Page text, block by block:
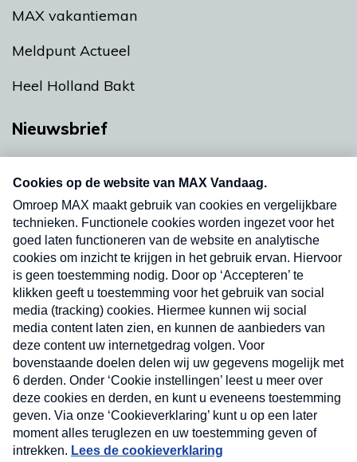
MAX vakantieman
Meldpunt Actueel
Heel Holland Bakt
Nieuwsbrief
nieuwsbrief. Elke vrijdag- en dinsdagochtend in
uw mailbox.
Verzend
Nieuwsbrief
Neem hier een gratis abonnement op onze
nieuwsbrief. Elke vrijdag- en dinsdagochtend in uw